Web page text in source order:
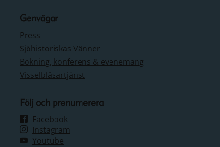
Genvägar
Press
Sjöhistoriskas Vänner
Bokning, konferens & evenemang
Visselblåsartjänst
Följ och prenumerera
Facebook
Instagram
Youtube